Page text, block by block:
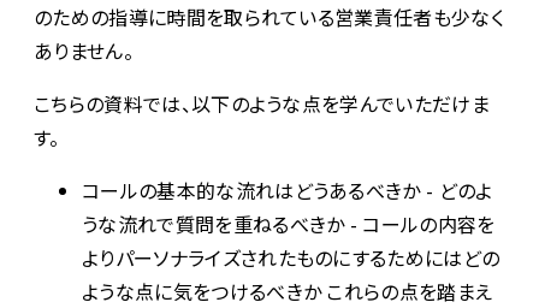
のための指導に時間を取られている営業責任者も少なく
ありません。
こちらの資料では、以下のような点を学んでいただけま
す。
コールの基本的な流れはどうあるべきか - どのよ
うな流れで質問を重ねるべきか - コールの内容を
よりパーソナライズされたものにするためにはどの
ような点に気をつけるべきか これらの点を踏まえ